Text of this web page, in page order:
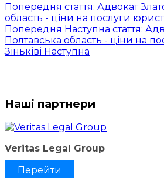
Попередня стаття: Адвокат
область - ціни на послуги
Попередня Наступна стаття:
Полтавська область - ціни на
Зіньківі Наступна
Наші партнери
Veritas Legal Group
Перейти